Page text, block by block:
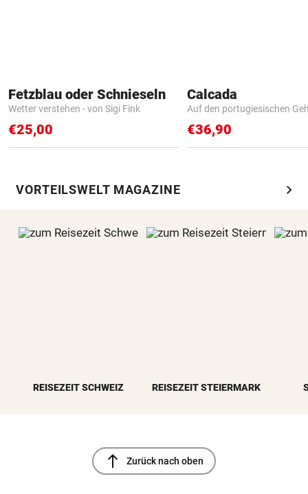
Fetzblau oder Schnieseln
Wetter verstehen - von Sigi Fink
€25,00
Calcada
Auf den portugiesischen
€36,90
VORTEILSWELT MAGAZINE chevron_right
REISEZEIT SCHWEIZ REISEZEIT STEIERMARK
north Zurück nach oben